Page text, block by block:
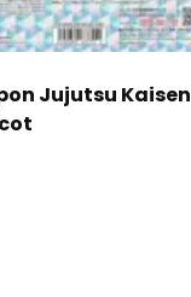
Jujutsu Kaisen